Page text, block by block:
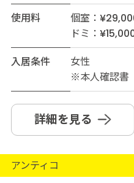
使用料
個室：
ドミ：
入居条件
女性
※本人確認書
詳細を見る
アンティコ